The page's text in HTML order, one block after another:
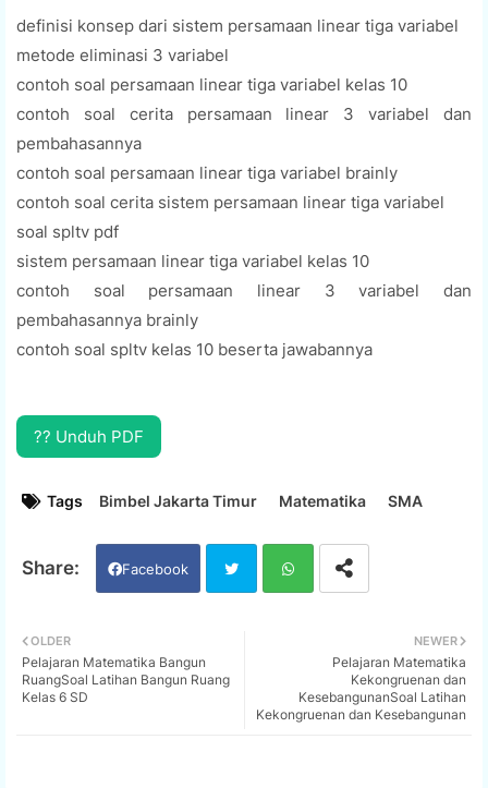
definisi konsep dari sistem persamaan linear tiga variabel
metode eliminasi 3 variabel
contoh soal persamaan linear tiga variabel kelas 10
contoh soal cerita persamaan linear 3 variabel dan
pembahasannya
contoh soal persamaan linear tiga variabel brainly
contoh soal cerita sistem persamaan linear tiga variabel
soal spltv pdf
sistem persamaan linear tiga variabel kelas 10
contoh soal persamaan linear 3 variabel dan
pembahasannya brainly
contoh soal spltv kelas 10 beserta jawabannya
?? Unduh PDF
Tags Bimbel Jakarta Timur Matematika SMA
Facebook
app
NEWER
Pelajaran Matematika
Kekongruenan dan
KesebangunanSoal Latihan
Kekongruenan dan Kesebangunan
OLDER
Pelajaran Matematika Bangun
RuangSoal Latihan Bangun Ruang
Kelas 6 SD